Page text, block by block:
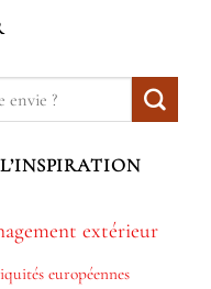
extérieur
européennes